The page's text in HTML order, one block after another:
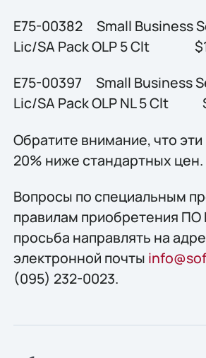
E75-00382 Small Business
Lic/SA Pack OLP 5 Clt
E75-00397 Small Business
Lic/SA Pack OLP NL 5 Clt
Обратите внимание, что
20% ниже стандартных цен.
Вопросы по специальным
правилам приобретения
просьба направлять на
электронной почты
(095) 232-0023.